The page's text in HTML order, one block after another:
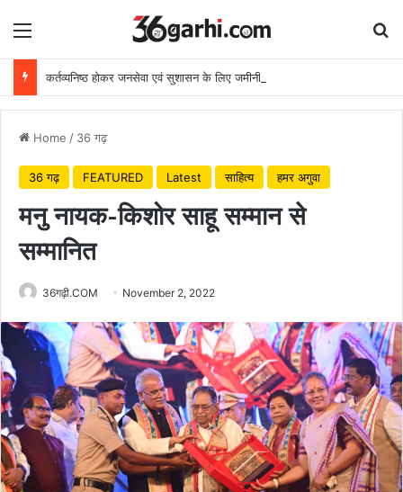
Menu
Home / 36 गढ़
36 गढ़ FEATURED Latest साहित्य हमर अगुवा
मनु नायक-किशोर साहू सम्मान से
सम्मानित
36गढ़ी.COM November 2, 2022